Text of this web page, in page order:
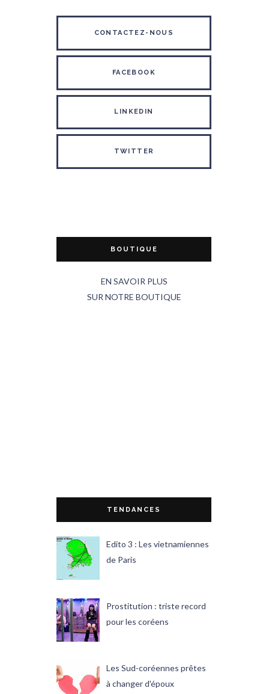
CONTACTEZ-NOUS
FACEBOOK
LINKEDIN
TWITTER
BOUTIQUE
EN SAVOIR PLUS
SUR NOTRE BOUTIQUE
TENDANCES
Edito 3 : Les vietnamiennes
de Paris
Prostitution : triste record
pour les coréens
Les Sud-coréennes prêtes
à changer d'époux